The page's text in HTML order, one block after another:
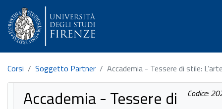
Corsi Soggetto Partner Accademia - Tessere di stile:
Codice:
Accademia - Tessere di